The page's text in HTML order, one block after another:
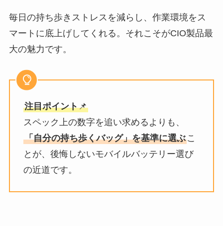
毎日の持ち歩きストレスを減らし、作業環境をス
マートに底上げしてくれる。それこそがCIO製品最
大の魅力です。
注目ポイント📌
スペック上の数字を追い求めるよりも、
「自分の持ち歩くバッグ」を基準に選ぶこ
とが、後悔しないモバイルバッテリー選び
の近道です。